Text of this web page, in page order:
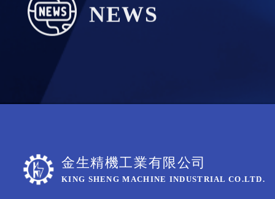
NEWS
金生精機工業有限公司
KING SHENG MACHINE INDUSTRIAL CO.LTD.